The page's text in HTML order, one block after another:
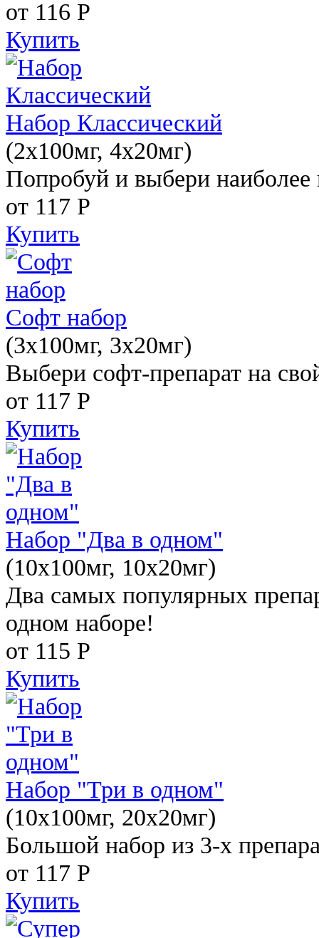
от 116 Р
Купить
Набор Классический
(2x100мг, 4x20мг)
Попробуй и выбери наиболее
от 117 Р
Купить
Софт набор
(3x100мг, 3x20мг)
Выбери софт-препарат на
от 117 Р
Купить
Набор "Два в одном"
(10x100мг, 10x20мг)
Два самых популярных
одном наборе!
от 115 Р
Купить
Набор "Три в одном"
(10x100мг, 20x20мг)
Большой набор из 3-х
от 117 Р
Купить